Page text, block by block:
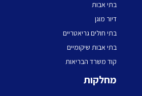
בתי אבות
דיור מוגן
בתי חולים גריאטריים
בתי אבות שיקומיים
קוד משרד הבריאות
מחלקות